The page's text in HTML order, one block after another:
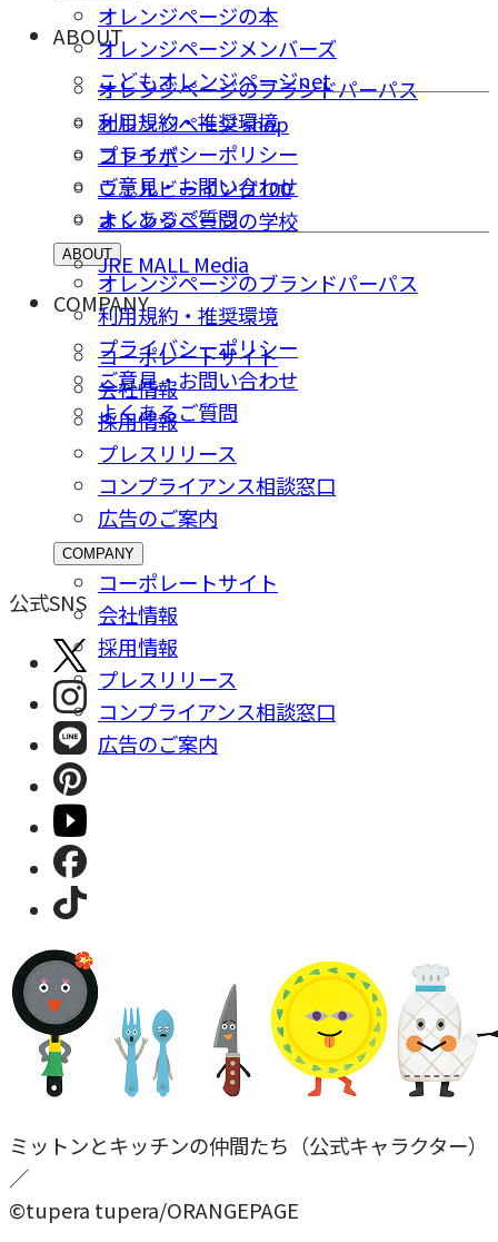
オレンジページの本
オレンジページメンバーズ
こどもオレンジページnet
オレンジページ shop
コトラボ
ウェルビーイング100
オレンジページの学校
JRE MALL Media
ABOUT
オレンジページのブランドパーパス
利用規約・推奨環境
プライバシーポリシー
ご意⾒・お問い合わせ
よくあるご質問
ABOUT
オレンジページのブランドパーパス
利用規約・推奨環境
プライバシーポリシー
ご意⾒・お問い合わせ
よくあるご質問
COMPANY
コーポレートサイト
会社情報
採⽤情報
プレスリリース
コンプライアンス相談窓⼝
広告のご案内
COMPANY
コーポレートサイト
会社情報
採⽤情報
プレスリリース
コンプライアンス相談窓⼝
広告のご案内
公式SNS
ミットンとキッチンの仲間たち（公式キャラクター）
／
©tupera tupera/ORANGEPAGE